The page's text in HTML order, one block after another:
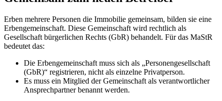
Erben mehrere Personen die Immobilie gemeinsam, bilden sie eine
Erbengemeinschaft. Diese Gemeinschaft wird rechtlich als
Gesellschaft bürgerlichen Rechts (GbR) behandelt. Für das MaStR
bedeutet das:
Die Erbengemeinschaft muss sich als „Personengesellschaft
(GbR)“ registrieren, nicht als einzelne Privatperson.
Es muss ein Mitglied der Gemeinschaft als verantwortlicher
Ansprechpartner benannt werden.